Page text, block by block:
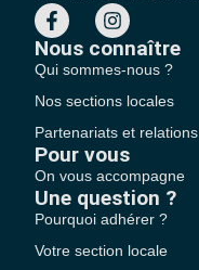
Nous connaître
Qui sommes-nous ?
Nos sections locales
Partenariats et relations
Pour vous
On vous accompagne
Une question ?
Pourquoi adhérer ?
Votre section locale